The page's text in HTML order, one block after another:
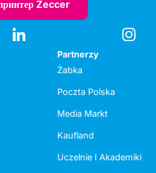
Zeccer
Partnerzy
Żabka
Poczta Polska
Media Markt
Kaufland
Uczelnie I Akademiki